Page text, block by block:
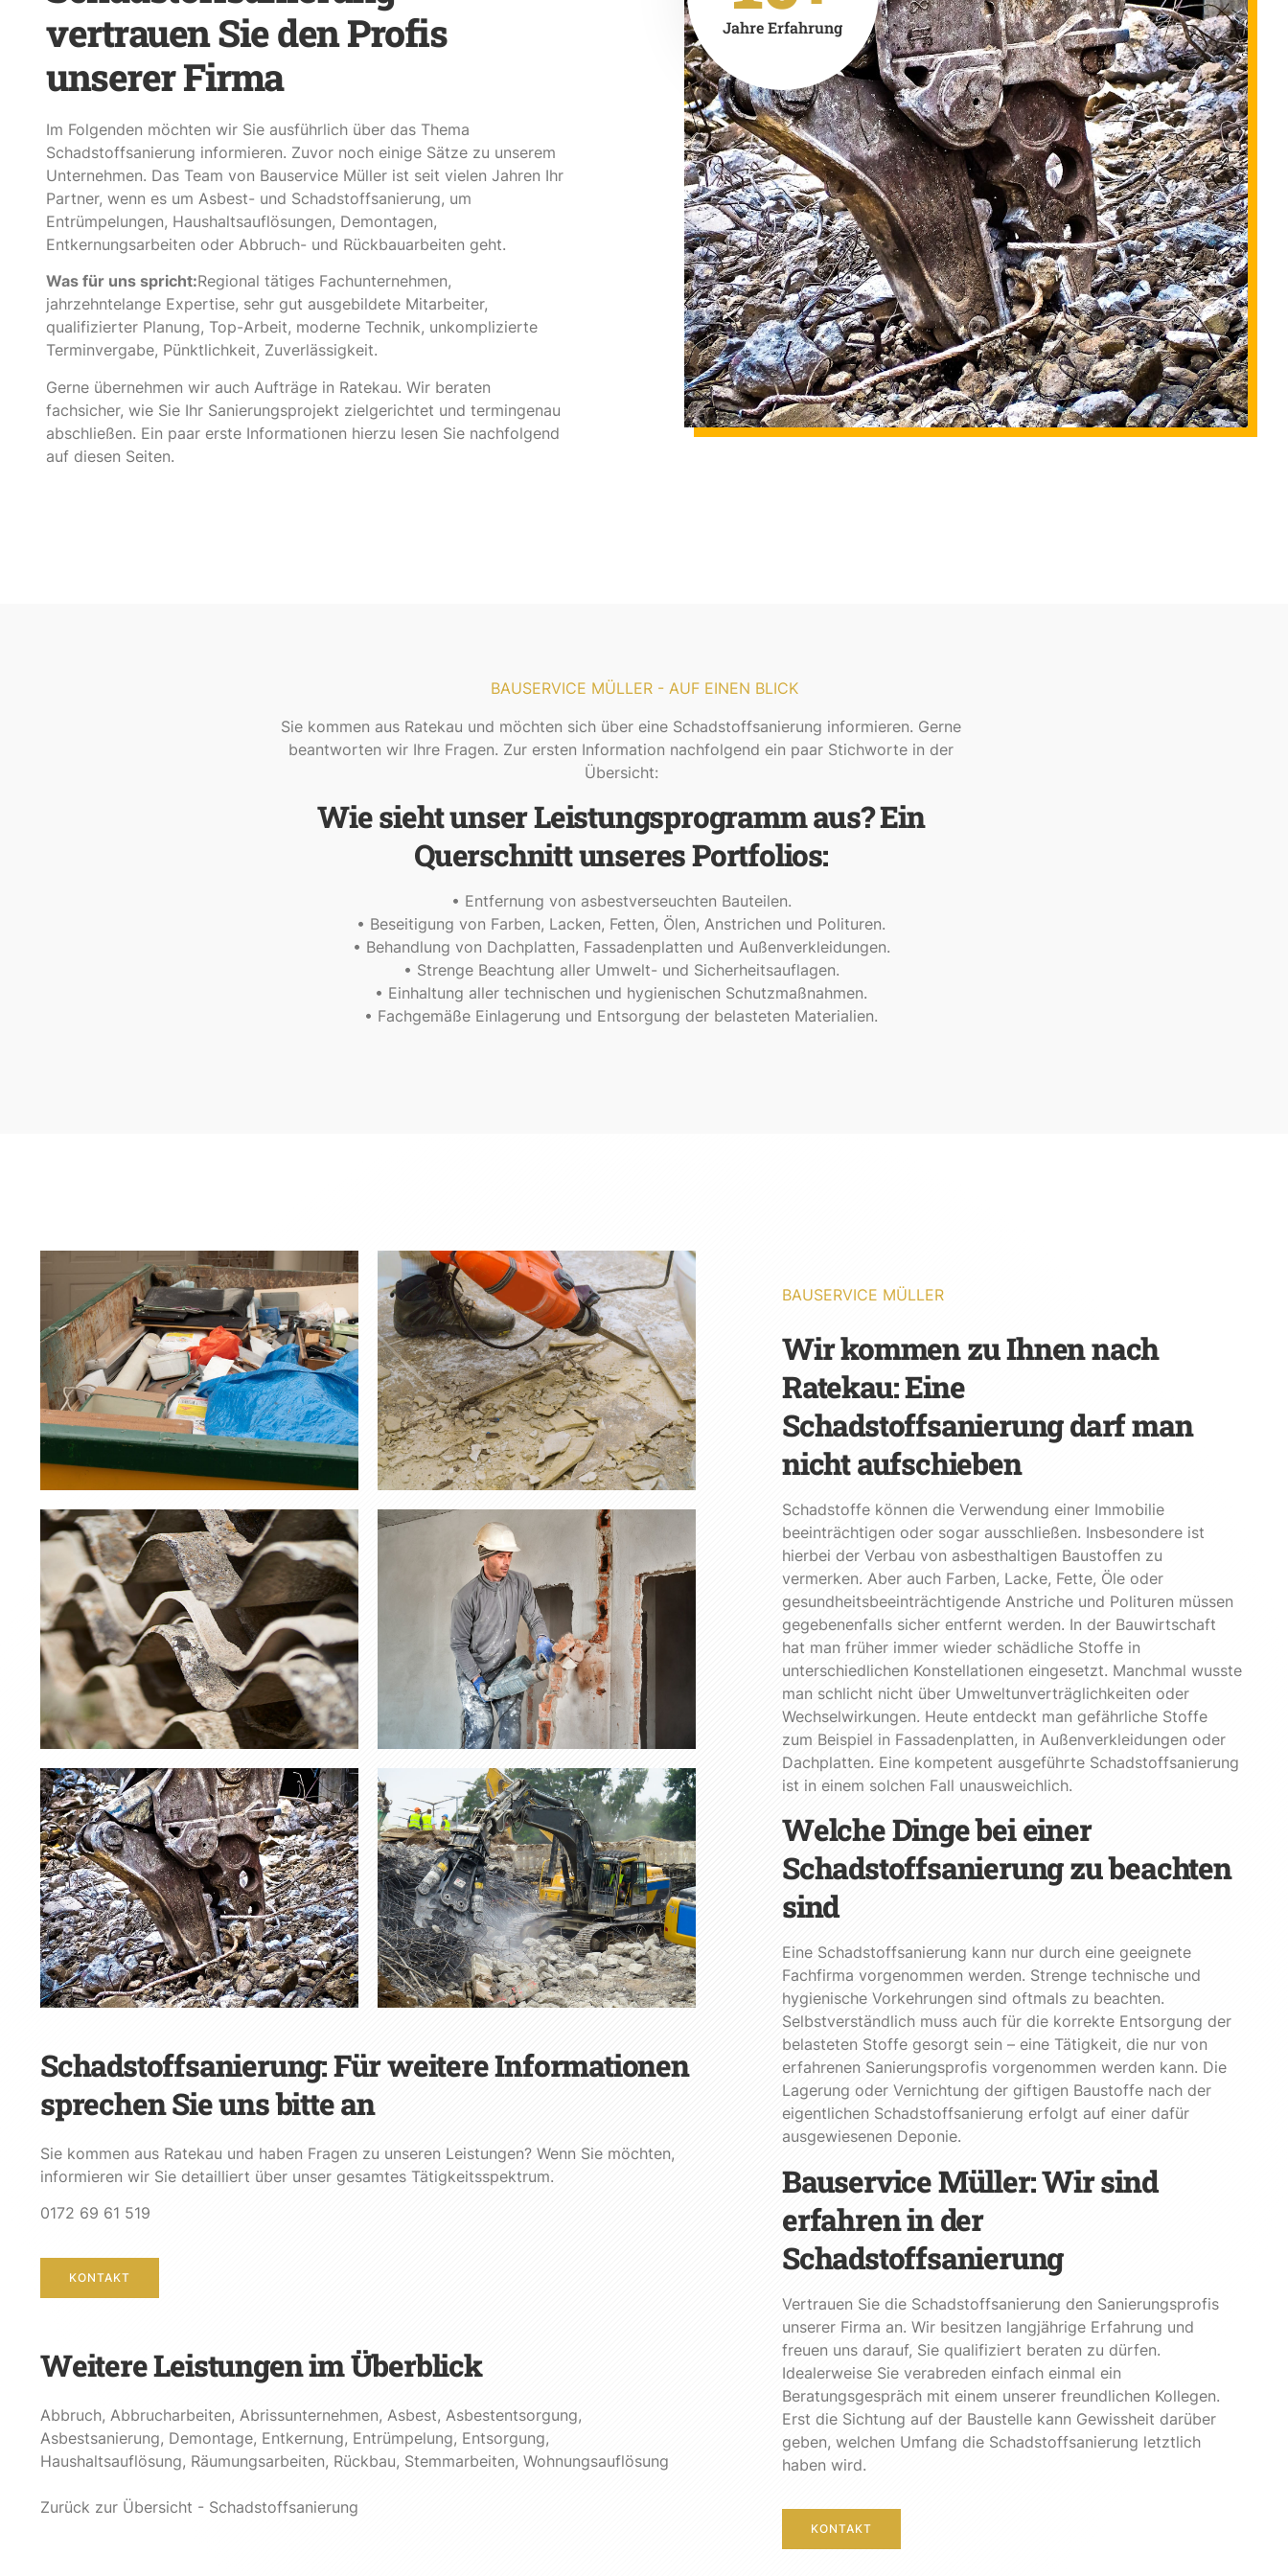
vertrauen Sie den Profis
unserer Firma
Im Folgenden möchten wir Sie ausführlich über das Thema
Schadstoffsanierung informieren. Zuvor noch einige Sätze zu unserem
Unternehmen. Das Team von Bauservice Müller ist seit vielen Jahren Ihr
Partner, wenn es um Asbest- und Schadstoffsanierung, um
Entrümpelungen, Haushaltsauflösungen, Demontagen,
Entkernungsarbeiten oder Abbruch- und Rückbauarbeiten geht.
Was für uns spricht:Regional tätiges Fachunternehmen,
jahrzehntelange Expertise, sehr gut ausgebildete Mitarbeiter,
qualifizierter Planung, Top-Arbeit, moderne Technik, unkomplizierte
Terminvergabe, Pünktlichkeit, Zuverlässigkeit.
Gerne übernehmen wir auch Aufträge in Ratekau. Wir beraten
fachsicher, wie Sie Ihr Sanierungsprojekt zielgerichtet und termingenau
abschließen. Ein paar erste Informationen hierzu lesen Sie nachfolgend
auf diesen Seiten.
Jahre Erfahrung
BAUSERVICE MÜLLER - AUF EINEN BLICK
Sie kommen aus Ratekau und möchten sich über eine Schadstoffsanierung informieren. Gerne
beantworten wir Ihre Fragen. Zur ersten Information nachfolgend ein paar Stichworte in der
Übersicht:
Wie sieht unser Leistungsprogramm aus? Ein
Querschnitt unseres Portfolios:
• Entfernung von asbestverseuchten Bauteilen.
• Beseitigung von Farben, Lacken, Fetten, Ölen, Anstrichen und Polituren.
• Behandlung von Dachplatten, Fassadenplatten und Außenverkleidungen.
• Strenge Beachtung aller Umwelt- und Sicherheitsauflagen.
• Einhaltung aller technischen und hygienischen Schutzmaßnahmen.
• Fachgemäße Einlagerung und Entsorgung der belasteten Materialien.
Schadstoffsanierung: Für weitere Informationen
sprechen Sie uns bitte an
Sie kommen aus Ratekau und haben Fragen zu unseren Leistungen? Wenn Sie möchten,
informieren wir Sie detailliert über unser gesamtes Tätigkeitsspektrum.
0172 69 61 519
KONTAKT
Weitere Leistungen im Überblick
Abbruch, Abbrucharbeiten, Abrissunternehmen, Asbest, Asbestentsorgung,
Asbestsanierung, Demontage, Entkernung, Entrümpelung, Entsorgung,
Haushaltsauflösung, Räumungsarbeiten, Rückbau, Stemmarbeiten, Wohnungsauflösung
Zurück zur Übersicht - Schadstoffsanierung
BAUSERVICE MÜLLER
Wir kommen zu Ihnen nach
Ratekau: Eine
Schadstoffsanierung darf man
nicht aufschieben
Schadstoffe können die Verwendung einer Immobilie
beeinträchtigen oder sogar ausschließen. Insbesondere ist
hierbei der Verbau von asbesthaltigen Baustoffen zu
vermerken. Aber auch Farben, Lacke, Fette, Öle oder
gesundheitsbeeinträchtigende Anstriche und Polituren müssen
gegebenenfalls sicher entfernt werden. In der Bauwirtschaft
hat man früher immer wieder schädliche Stoffe in
unterschiedlichen Konstellationen eingesetzt. Manchmal wusste
man schlicht nicht über Umweltunverträglichkeiten oder
Wechselwirkungen. Heute entdeckt man gefährliche Stoffe
zum Beispiel in Fassadenplatten, in Außenverkleidungen oder
Dachplatten. Eine kompetent ausgeführte Schadstoffsanierung
ist in einem solchen Fall unausweichlich.
Welche Dinge bei einer
Schadstoffsanierung zu beachten
sind
Eine Schadstoffsanierung kann nur durch eine geeignete
Fachfirma vorgenommen werden. Strenge technische und
hygienische Vorkehrungen sind oftmals zu beachten.
Selbstverständlich muss auch für die korrekte Entsorgung der
belasteten Stoffe gesorgt sein – eine Tätigkeit, die nur von
erfahrenen Sanierungsprofis vorgenommen werden kann. Die
Lagerung oder Vernichtung der giftigen Baustoffe nach der
eigentlichen Schadstoffsanierung erfolgt auf einer dafür
ausgewiesenen Deponie.
Bauservice Müller: Wir sind
erfahren in der
Schadstoffsanierung
Vertrauen Sie die Schadstoffsanierung den Sanierungsprofis
unserer Firma an. Wir besitzen langjährige Erfahrung und
freuen uns darauf, Sie qualifiziert beraten zu dürfen.
Idealerweise Sie verabreden einfach einmal ein
Beratungsgespräch mit einem unserer freundlichen Kollegen.
Erst die Sichtung auf der Baustelle kann Gewissheit darüber
geben, welchen Umfang die Schadstoffsanierung letztlich
haben wird.
KONTAKT